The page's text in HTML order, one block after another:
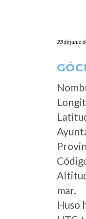
23 de junio
mar.
Huso